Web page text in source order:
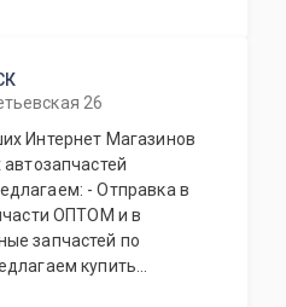
26
Интернет Магазинов
- Отправка в
ОПТОМ и в
запчастей по
купить